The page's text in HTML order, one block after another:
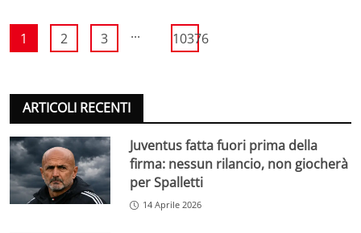
1 2 3 ... 10376
ARTICOLI RECENTI
Juventus fatta fuori prima della
firma: nessun rilancio, non giocherà
per Spalletti
14 Aprile 2026